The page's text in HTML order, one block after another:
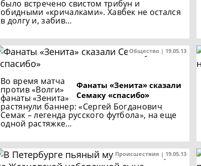
было встречено свистом трибун и
обидными «кричалками». Хавбек не остался
в долгу и, забив…
Общество | 19.05.13
Фанаты «Зенита» сказали
Семаку «спасибо»
Во время матча
против «Волги»
фанаты «Зенита»
растянули баннер: «Сергей Богданович
Семак – легенда русского футбола», на еще
одной растяжке…
Происшествия | 19.05.13